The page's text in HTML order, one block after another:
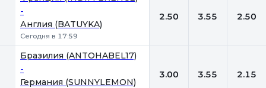
-
Англия (BATUYKA)
Сегодня в 17:59
2.50 3.55 2.50
Бразилия (ANTOHABEL17)
-
Германия (SUNNYLEMON)
3.00 3.55 2.15